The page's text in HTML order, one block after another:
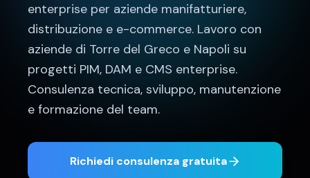
enterprise per aziende manifatturiere,
distribuzione e e-commerce. Lavoro con
aziende di Torre del Greco e Napoli su
progetti PIM, DAM e CMS enterprise.
Consulenza tecnica, sviluppo, manutenzione
e formazione del team.
Richiedi consulenza gratuita